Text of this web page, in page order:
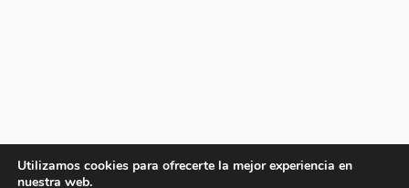
Utilizamos cookies para ofrecerte la mejor experiencia en
nuestra web.